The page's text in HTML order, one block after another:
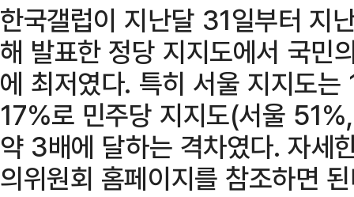
한국갤럽이 지난달 31일부터 지
해 발표한 정당 지지도에서 국
에 최저였다. 특히 서울 지지도
17%로 민주당 지지도(서울
약 3배에 달하는 격차였다. 자세
의위원회 홈페이지를 참조하면